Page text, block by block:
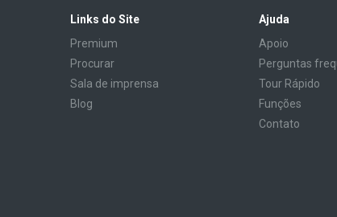
Links do Site
Premium
Procurar
Sala de imprensa
Blog
Ajuda
Apoio
Perguntas
Tour Rápido
Funções
Contato